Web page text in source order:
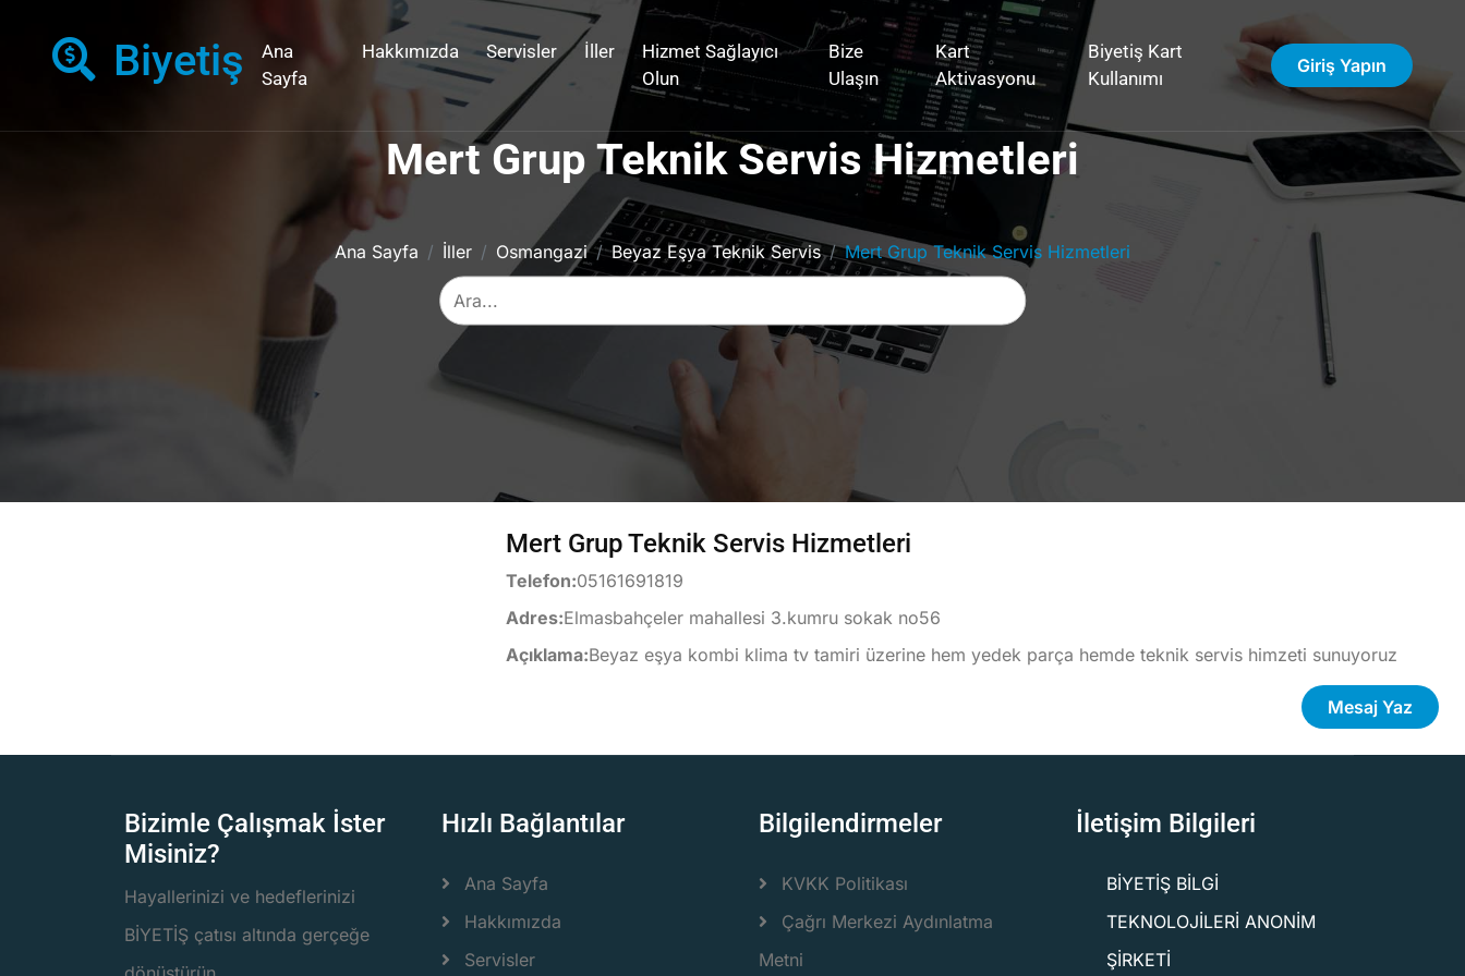
Biyetiş
Ana
Sayfa
Hakkımızda Servisler İller
Hizmet Sağlayıcı
Olun
Bize
Ulaşın
Kart
Aktivasyonu
Biyetiş Kart
Kullanımı
Giriş Yapın
Mert Grup Teknik Servis Hizmetleri
Ana Sayfa İller Osmangazi Beyaz Eşya Teknik Servis Mert Grup Teknik Servis Hizmetleri
Mert Grup Teknik Servis Hizmetleri
Telefon:05161691819
Adres:Elmasbahçeler mahallesi 3.kumru sokak no56
Açıklama:Beyaz eşya kombi klima tv tamiri üzerine hem yedek parça hemde teknik servis himzeti sunuyoruz
Mesaj Yaz
Bizimle Çalışmak İster
Misiniz?
Hayallerinizi ve hedeflerinizi
BİYETİŞ çatısı altında gerçeğe
Hızlı Bağlantılar
Ana Sayfa
Hakkımızda
Servisler
Bilgilendirmeler
KVKK Politikası
Çağrı Merkezi Aydınlatma
Metni
İletişim Bilgileri
BİYETİŞ BİLGİ
TEKNOLOJİLERİ ANONİM
ŞİRKETİ